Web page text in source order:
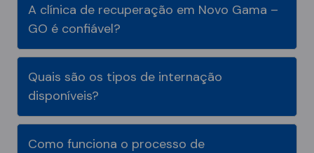
A clínica de recuperação em Novo Gama –
GO é confiável?
Quais são os tipos de internação
disponíveis?
Como funciona o processo de